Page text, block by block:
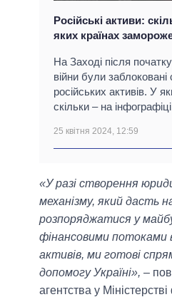
Російські активи:
яких країнах
На Заході після
війни були заблоковані
російських активів. У
скільки – на
25 квітня 2024, 12:59
«У разі створення
механізму, який дасть
розпоряджатися у
фінансовими потоками
активів, ми готові
допомогу Україні», –
агентства у